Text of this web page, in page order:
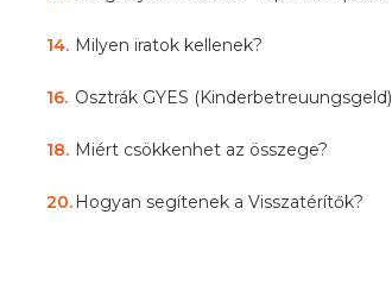
14. Milyen iratok kellenek?
16. Osztrák GYES (Kinderbetreuungsgeld)
18. Miért csökkenhet az összege?
20. Hogyan segítenek a Visszatérítők?